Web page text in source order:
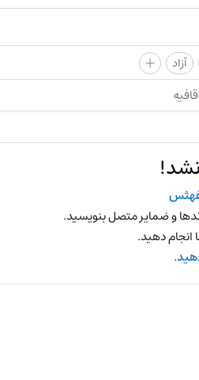
آزاد +
قافیه
و ضمایر متصل بنویسید.
دهید.